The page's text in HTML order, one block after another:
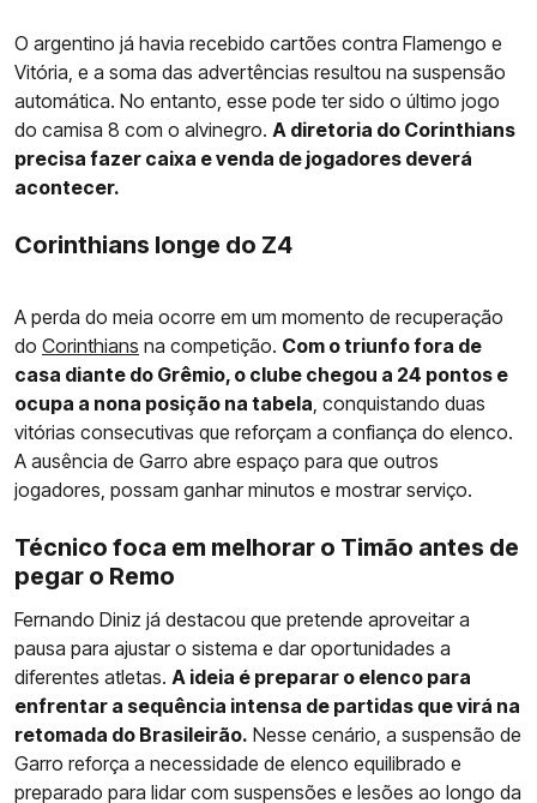
O argentino já havia recebido cartões contra Flamengo e
Vitória, e a soma das advertências resultou na suspensão
automática. No entanto, esse pode ter sido o último jogo
do camisa 8 com o alvinegro. A diretoria do Corinthians
precisa fazer caixa e venda de jogadores deverá
acontecer.
Corinthians longe do Z4
A perda do meia ocorre em um momento de recuperação
do Corinthians na competição. Com o triunfo fora de
casa diante do Grêmio, o clube chegou a 24 pontos e
ocupa a nona posição na tabela , conquistando duas
vitórias consecutivas que reforçam a confiança do elenco.
A ausência de Garro abre espaço para que outros
jogadores, possam ganhar minutos e mostrar serviço.
Técnico foca em melhorar o Timão antes de
pegar o Remo
Fernando Diniz já destacou que pretende aproveitar a
pausa para ajustar o sistema e dar oportunidades a
diferentes atletas. A ideia é preparar o elenco para
enfrentar a sequência intensa de partidas que virá na
retomada do Brasileirão. Nesse cenário, a suspensão de
Garro reforça a necessidade de elenco equilibrado e
preparado para lidar com suspensões e lesões ao longo da